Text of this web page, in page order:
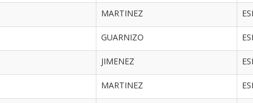
MARTINEZ
GUARNIZO
JIMENEZ
MARTINEZ